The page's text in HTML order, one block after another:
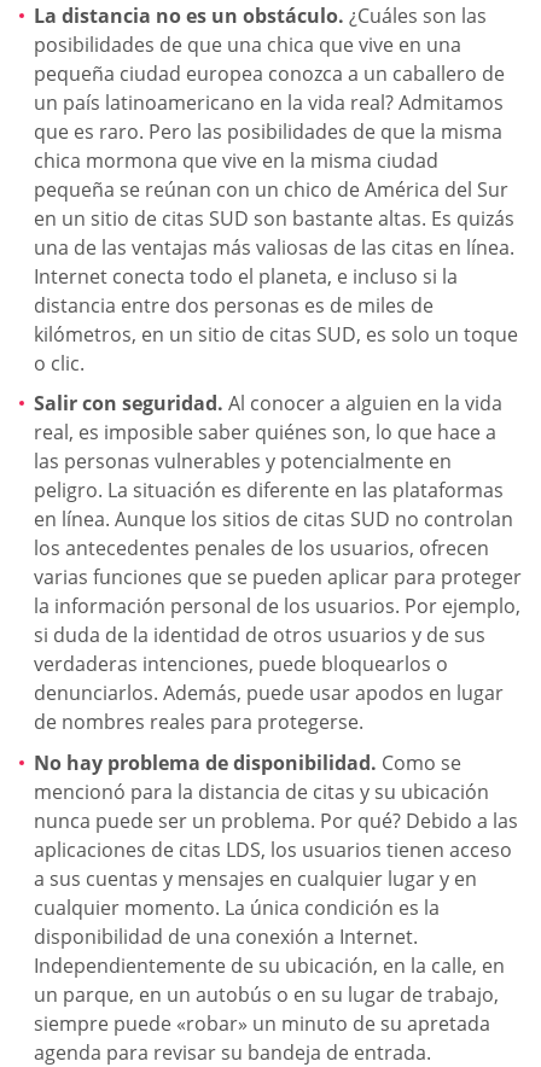
La distancia no es un obstáculo. ¿Cuáles son las
posibilidades de que una chica que vive en una
pequeña ciudad europea conozca a un caballero de
un país latinoamericano en la vida real? Admitamos
que es raro. Pero las posibilidades de que la misma
chica mormona que vive en la misma ciudad
pequeña se reúnan con un chico de América del Sur
en un sitio de citas SUD son bastante altas. Es quizás
una de las ventajas más valiosas de las citas en línea.
Internet conecta todo el planeta, e incluso si la
distancia entre dos personas es de miles de
kilómetros, en un sitio de citas SUD, es solo un toque
o clic.
Salir con seguridad. Al conocer a alguien en la vida
real, es imposible saber quiénes son, lo que hace a
las personas vulnerables y potencialmente en
peligro. La situación es diferente en las plataformas
en línea. Aunque los sitios de citas SUD no controlan
los antecedentes penales de los usuarios, ofrecen
varias funciones que se pueden aplicar para proteger
la información personal de los usuarios. Por ejemplo,
si duda de la identidad de otros usuarios y de sus
verdaderas intenciones, puede bloquearlos o
denunciarlos. Además, puede usar apodos en lugar
de nombres reales para protegerse.
No hay problema de disponibilidad. Como se
mencionó para la distancia de citas y su ubicación
nunca puede ser un problema. Por qué? Debido a las
aplicaciones de citas LDS, los usuarios tienen acceso
a sus cuentas y mensajes en cualquier lugar y en
cualquier momento. La única condición es la
disponibilidad de una conexión a Internet.
Independientemente de su ubicación, en la calle, en
un parque, en un autobús o en su lugar de trabajo,
siempre puede «robar» un minuto de su apretada
agenda para revisar su bandeja de entrada.